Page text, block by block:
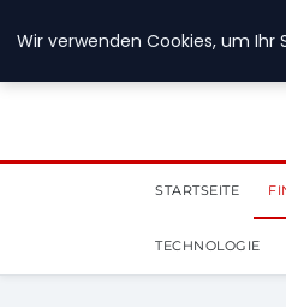
STARTSEITE
TECHNOLOGIE
Wir verwenden Cookies, um